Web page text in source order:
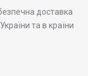
доставка
та в країни